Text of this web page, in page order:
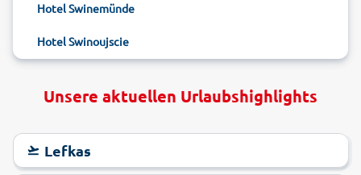
Region oder Spezialitäten vom Grill. Besonders die
probieren. Buchen Sie jetzt Ihr Hotel in Sopot mit alltours
Hotel Swinemünde
Hotel Swinoujscie
Unsere aktuellen Urlaubshighlights
Lefkas